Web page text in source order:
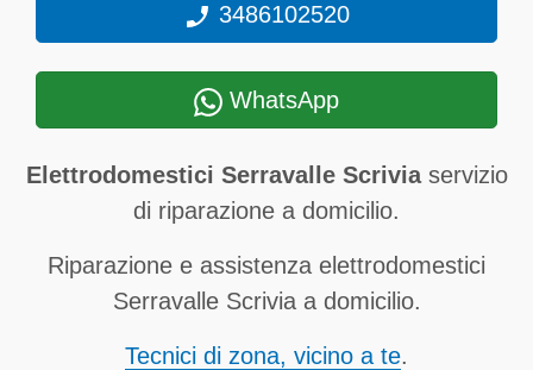
3486102520
WhatsApp
Elettrodomestici Serravalle Scriviaservizio
di riparazione a domicilio.
Riparazione e assistenza elettrodomestici
Serravalle Scrivia a domicilio.
Tecnici di zona, vicino a te.